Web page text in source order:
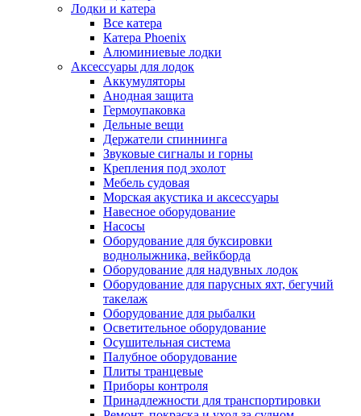
Лодки и катера
Все катера
Катера Phoenix
Алюминиевые лодки
Аксессуары для лодок
Аккумуляторы
Анодная защита
Гермоупаковка
Дельные вещи
Держатели спиннинга
Звуковые сигналы и горны
Крепления под эхолот
Мебель судовая
Морская акустика и аксессуары
Навесное оборудование
Насосы
Оборудование для буксировки
воднолыжника, вейкборда
Оборудование для надувных лодок
Оборудование для парусных яхт, бегучий
такелаж
Оборудование для рыбалки
Осветительное оборудование
Осушительная система
Палубное оборудование
Плиты транцевые
Приборы контроля
Принадлежности для транспортировки